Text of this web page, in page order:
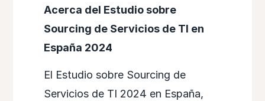
Acerca del Estudio sobre
Sourcing de Servicios de TI en
España 2024
El Estudio sobre Sourcing de
Servicios de TI 2024 en España,